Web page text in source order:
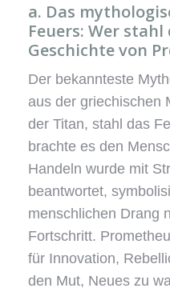
a. Das
Feuers: Wer stahl
Geschichte von
Der bekannteste
aus der griechischen
der Titan, stahl das
brachte es den
Handeln wurde mit
beantwortet,
menschlichen Drang
Fortschritt.
für Innovation,
den Mut, Neues zu